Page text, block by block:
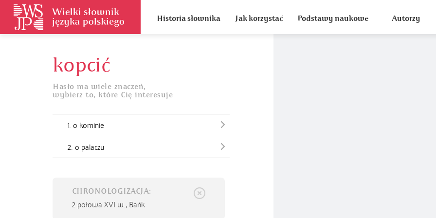
Historia słownika Jak korzystać Podstawy naukowe Autorzy
kopcić
Hasło ma wiele znaczeń,
wybierz to, które Cię interesuje
1. o kominie
2. o palaczu
CHRONOLOGIZACJA:
2 połowa XVI w., Bańk